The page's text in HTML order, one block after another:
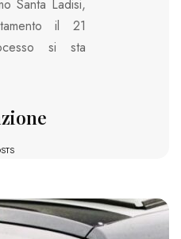
Santa Ladisi,
il 21
si sta